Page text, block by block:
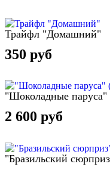
Трайфл "Домашний"
350 руб
"Шоколадные паруса"
2 600 руб
"Бразильский